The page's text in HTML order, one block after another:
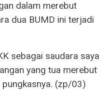
dalam merebut
dua BUMD ini terjadi
sebagai saudara saya
yang tua merebut
pungkasnya. (zp/03)